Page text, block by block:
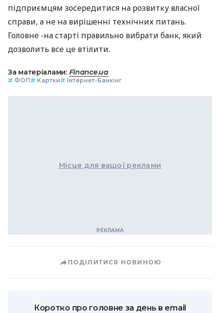
підприємцям зосередитися на розвитку власної
справи, а не на вирішенні технічних питань.
Головне -на старті правильно вибрати банк, який
дозволить все це втілити.
За матеріалами: Finance.ua
# ФОП# Картки# Інтернет-Банкінг
Місце для вашої реклами
ПОДІЛИТИСЯ НОВИНОЮ
Коротко про головне за день в email